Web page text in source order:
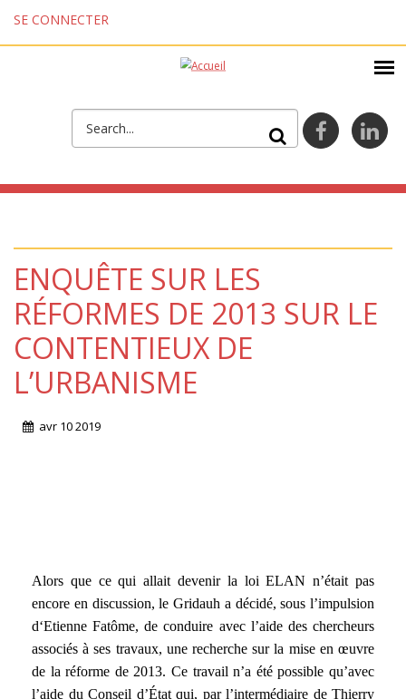
Aller au contenu principal
SE CONNECTER
facebook
FORMULAIRE DE
ENQUÊTE SUR LES
RÉFORMES DE 2013 SUR LE
CONTENTIEUX DE
L’URBANISME
avr 102019
Alors que ce qui allait devenir la loi ELAN n’était pas
encore en discussion, le Gridauh a décidé, sous l’impulsion
d‘Etienne Fatôme, de conduire avec l’aide des chercheurs
associés à ses travaux, une recherche sur la mise en œuvre
de la réforme de 2013. Ce travail n’a été possible qu’avec
l’aide du Conseil d’État qui, par l’intermédiaire de Thierry